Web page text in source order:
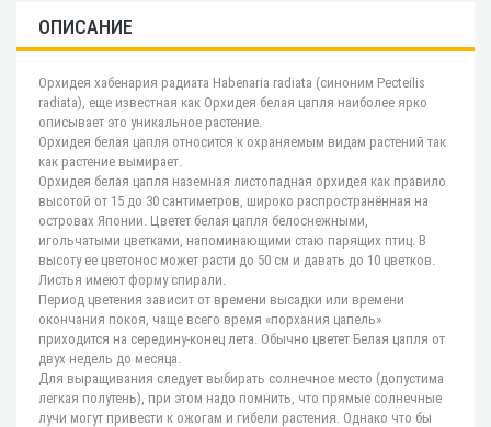
ОПИСАНИЕ
Орхидея хабенария радиата Habenaria radiata (синоним Pecteilis
radiata), еще известная как Орхидея белая цапля наиболее ярко
описывает это уникальное растение.
Орхидея белая цапля относится к охраняемым видам растений так
как растение вымирает.
Орхидея белая цапля наземная листопадная орхидея как правило
высотой от 15 до 30 сантиметров, широко распространённая на
островах Японии. Цветет белая цапля белоснежными,
игольчатыми цветками, напоминающими стаю парящих птиц. В
высоту ее цветонос может расти до 50 см и давать до 10 цветков.
Листья имеют форму спирали.
Период цветения зависит от времени высадки или времени
окончания покоя, чаще всего время «порхания цапель»
приходится на середину-конец лета. Обычно цветет Белая цапля от
двух недель до месяца.
Для выращивания следует выбирать солнечное место (допустима
легкая полутень), при этом надо помнить, что прямые солнечные
лучи могут привести к ожогам и гибели растения. Однако что бы